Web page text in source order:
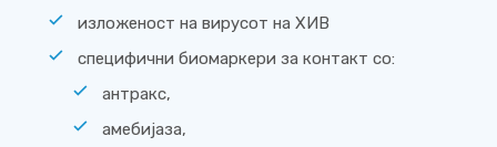
изложеност на вирусот на ХИВ
специфични биомаркери за контакт со:
антракс,
амебијаза,